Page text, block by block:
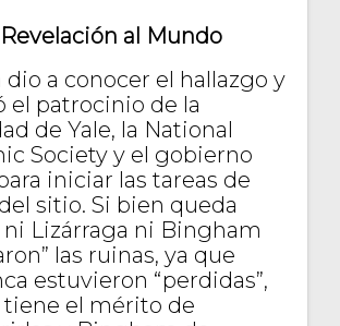
Revelación al Mundo
a conocer el hallazgo y
el patrocinio de la
de Yale, la National
Society y el gobierno
iniciar las tareas de
sitio. Si bien queda
ni Lizárraga ni Bingham
las ruinas, ya que
estuvieron “perdidas”,
tiene el mérito de